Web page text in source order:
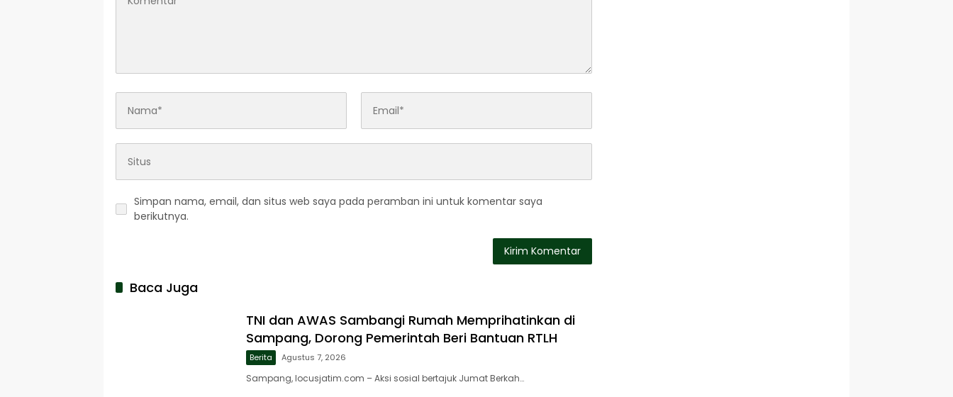
Simpan nama, email, dan situs web saya pada peramban ini untuk komentar saya
berikutnya.
Baca Juga
TNI dan AWAS Sambangi Rumah Memprihatinkan di
Sampang, Dorong Pemerintah Beri Bantuan RTLH
Berita Agustus 7, 2026
Sampang, locusjatim.com – Aksi sosial bertajuk Jumat Berkah…